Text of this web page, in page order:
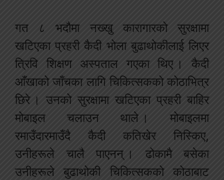
गत ८ भदौमा नख्खु कारागारको सुरक्षामा
खटिएका प्रहरी कैदी भोला बुढाथोकीलाई लिएर
त्रिवि शिक्षण अस्पताल गएका थिए । कैदी
आँखाको जाँचका लागि चिकित्सकको कोठाभित्र
छिरे । उनको सुरक्षामा खटिएका प्रहरी बाहिर
मोबाइल चलाउन थाले । मोबाइलमा
रमाउँदारमाउँदै कैदी कतिखेर निस्किए,
उनीहरूले चालै पाएनन् । ढोकामै बसेका
उनीहरूले बुढाथोकी चिकित्सकको कोठाबाट